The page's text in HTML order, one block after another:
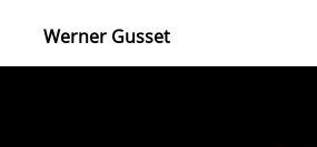
Werner Gusset